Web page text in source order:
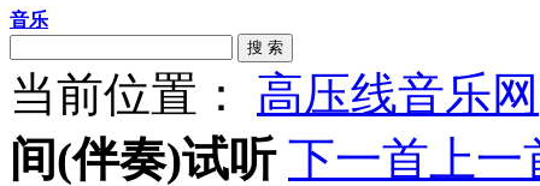
音乐
搜 索
当前位置： 高压线音乐网
间(伴奏)试听 下一首 上